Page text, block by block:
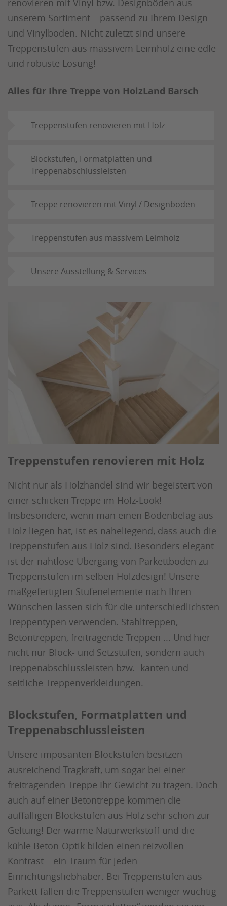
renovieren mit Vinyl bzw. Designböden aus
unserem Sortiment – passend zu Ihrem Design-
und Vinylboden. Nicht zuletzt sind unsere
Treppenstufen aus massivem Leimholz eine edle
und robuste Lösung!
Alles für Ihre Treppe von HolzLand Barsch
Treppenstufen renovieren mit Holz
Blockstufen, Formatplatten und
Treppenabschlussleisten
Treppe renovieren mit Vinyl / Designböden
Treppenstufen aus massivem Leimholz
Unsere Ausstellung & Services
Treppenstufen renovieren mit Holz
Nicht nur als Holzhandel sind wir begeistert von
einer schicken Treppe im Holz-Look!
Insbesondere, wenn man einen Bodenbelag aus
Holz liegen hat, ist es naheliegend, dass auch die
Treppenstufen aus Holz sind. Besonders elegant
ist der nahtlose Übergang von Parkettboden zu
Treppenstufen im selben Holzdesign! Unsere
maßgefertigten Stufenelemente nach Ihren
Wünschen lassen sich für die unterschiedlichsten
Treppentypen verwenden. Stahltreppen,
Betontreppen, freitragende Treppen ... Und hier
nicht nur Block- und Setzstufen, sondern auch
Treppenabschlussleisten bzw. -kanten und
seitliche Treppenverkleidungen.
Blockstufen, Formatplatten und
Treppenabschlussleisten
Unsere imposanten Blockstufen besitzen
ausreichend Tragkraft, um sogar bei einer
freitragenden Treppe Ihr Gewicht zu tragen. Doch
auch auf einer Betontreppe kommen die
auffälligen Blockstufen aus Holz sehr schön zur
Geltung! Der warme Naturwerkstoff und die
kühle Beton-Optik bilden einen reizvollen
Kontrast – ein Traum für jeden
Einrichtungsliebhaber. Bei Treppenstufen aus
Parkett fallen die Treppenstufen weniger wuchtig